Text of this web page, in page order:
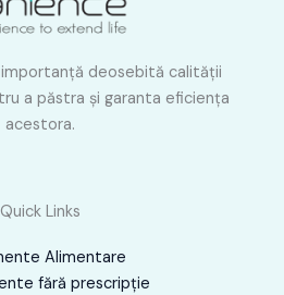
deosebită calităţii
a păstra şi garanta eficienţa
acestora.
Quick Links
Alimentare
fără prescripţie